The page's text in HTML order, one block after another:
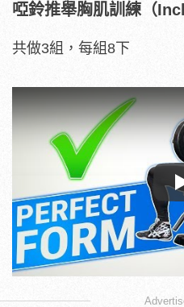
啞鈴推舉胸肌訓練（
共做3組，每組8下